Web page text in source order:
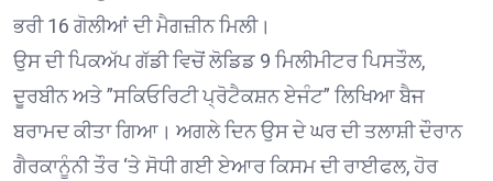
ਭਰੀ 16 ਗੋਲੀਆਂ ਦੀ ਮੈਗਜ਼ੀਨ ਮਿਲੀ।
ਉਸ ਦੀ ਪਿਕਅੱਪ ਗੱਡੀ ਵਿਚੋਂ ਲੋਡਿਡ 9 ਮਿਲੀਮੀਟਰ ਪਿਸਤੌਲ,
ਦੂਰਬੀਨ ਅਤੇ ”ਸਕਿਓਰਿਟੀ ਪ੍ਰੋਟੈਕਸ਼ਨ ਏਜੰਟ” ਲਿਖਿਆ ਬੈਜ
ਬਰਾਮਦ ਕੀਤਾ ਗਿਆ। ਅਗਲੇ ਦਿਨ ਉਸ ਦੇ ਘਰ ਦੀ ਤਲਾਸ਼ੀ ਦੌਰਾਨ
ਗੈਰਕਾਨੂੰਨੀ ਤੌਰ ‘ਤੇ ਸੋਧੀ ਗਈ ਏਆਰ ਕਿਸਮ ਦੀ ਰਾਈਫਲ, ਹੋਰ